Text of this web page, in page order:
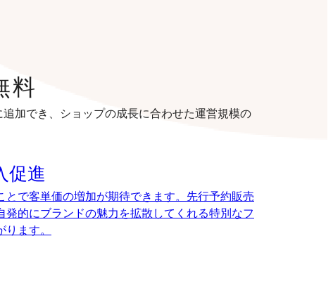
料
加でき、ショップの成長に合わせた運営規模の
促進
とで客単価の増加が期待できます。先行予約販売
発的にブランドの魅力を拡散してくれる特別なフ
ます。